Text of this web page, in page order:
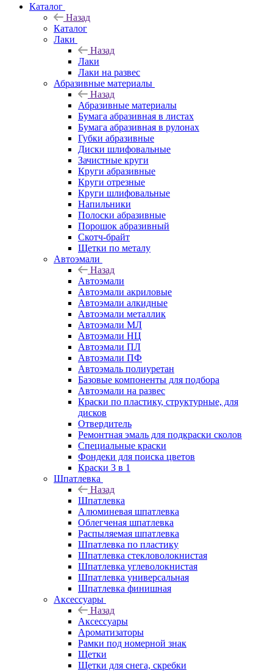
Каталог
Назад
Каталог
Лаки
Назад
Лаки
Лаки на развес
Абразивные материалы
Назад
Абразивные материалы
Бумага абразивная в листах
Бумага абразивная в рулонах
Губки абразивные
Диски шлифовальные
Зачистные круги
Круги абразивные
Круги отрезные
Круги шлифовальные
Напильники
Полоски абразивные
Порошок абразивный
Скотч-брайт
Щетки по металу
Автоэмали
Назад
Автоэмали
Автоэмали акриловые
Автоэмали алкидные
Автоэмали металлик
Автоэмали МЛ
Автоэмали НЦ
Автоэмали ПЛ
Автоэмали ПФ
Автоэмаль полиуретан
Базовые компоненты для подбора
Автоэмали на развес
Краски по пластику, структурные, для
дисков
Отвердитель
Ремонтная эмаль для подкраски сколов
Специальные краски
Фондеки для поиска цветов
Краски 3 в 1
Шпатлевка
Назад
Шпатлевка
Алюминевая шпатлевка
Облегченая шпатлевка
Распыляемая шпатлевка
Шпатлевка по пластику
Шпатлевка стекловолокнистая
Шпатлевка углеволокнистая
Шпатлевка универсальная
Шпатлевка финишная
Аксессуары
Назад
Аксессуары
Ароматизаторы
Рамки под номерной знак
Щетки
Щетки для снега, скребки